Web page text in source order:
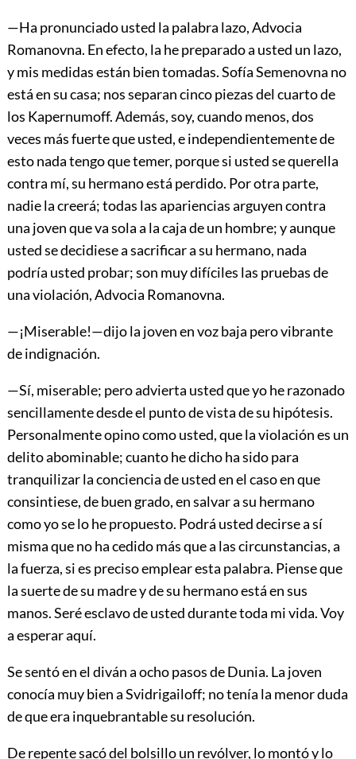
—Ha pronunciado usted la palabra lazo, Advocia
Romanovna. En efecto, la he preparado a usted un lazo,
y mis medidas están bien tomadas. Sofía Semenovna no
está en su casa; nos separan cinco piezas del cuarto de
los Kapernumoff. Además, soy, cuando menos, dos
veces más fuerte que usted, e independientemente de
esto nada tengo que temer, porque si usted se querella
contra mí, su hermano está perdido. Por otra parte,
nadie la creerá; todas las apariencias arguyen contra
una joven que va sola a la caja de un hombre; y aunque
usted se decidiese a sacrificar a su hermano, nada
podría usted probar; son muy difíciles las pruebas de
una violación, Advocia Romanovna.
—¡Miserable!—dijo la joven en voz baja pero vibrante
de indignación.
—Sí, miserable; pero advierta usted que yo he razonado
sencillamente desde el punto de vista de su hipótesis.
Personalmente opino como usted, que la violación es un
delito abominable; cuanto he dicho ha sido para
tranquilizar la conciencia de usted en el caso en que
consintiese, de buen grado, en salvar a su hermano
como yo se lo he propuesto. Podrá usted decirse a sí
misma que no ha cedido más que a las circunstancias, a
la fuerza, si es preciso emplear esta palabra. Piense que
la suerte de su madre y de su hermano está en sus
manos. Seré esclavo de usted durante toda mi vida. Voy
a esperar aquí.
Se sentó en el diván a ocho pasos de Dunia. La joven
conocía muy bien a Svidrigailoff; no tenía la menor duda
de que era inquebrantable su resolución.
De repente sacó del bolsillo un revólver, lo montó y lo